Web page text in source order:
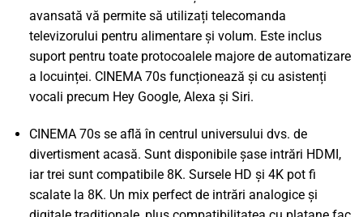
avansată vă permite să utilizați telecomanda
televizorului pentru alimentare și volum. Este inclus
suport pentru toate protocoalele majore de automatizare
a locuinței. CINEMA 70s funcționează și cu asistenți
vocali precum Hey Google, Alexa și Siri.
CINEMA 70s se află în centrul universului dvs. de
divertisment acasă. Sunt disponibile șase intrări HDMI,
iar trei sunt compatibile 8K. Sursele HD și 4K pot fi
scalate la 8K. Un mix perfect de intrări analogice și